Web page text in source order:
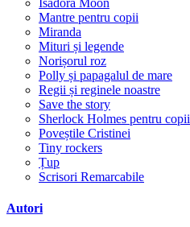
Mantre pentru copii
Miranda
Mituri și legende
Norișorul roz
Polly și papagalul de mare
Regii și reginele noastre
Save the story
Sherlock Holmes pentru copii
Poveștile Cristinei
Tiny rockers
Țup
Scrisori Remarcabile
Autori